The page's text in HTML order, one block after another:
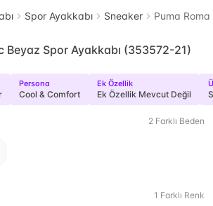
Spor Ayakkabı Sneaker Puma
Beyaz Spor Ayakkabı (353572-21)
Persona
Cool & Comfort
Ek Özellik
Ek Özellik Mevcut Değil
2 Farklı Beden
1 Farklı Renk